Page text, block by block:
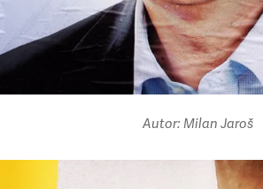
Autor: Milan Jaroš